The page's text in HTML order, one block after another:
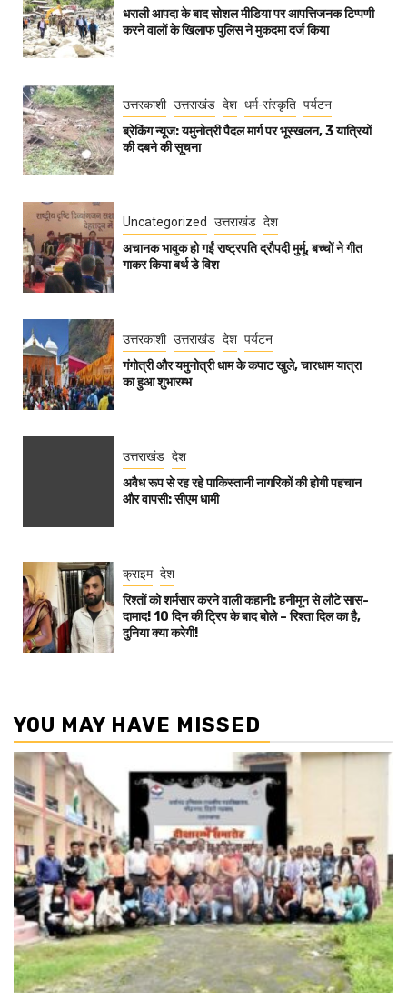
धराली आपदा के बाद सोशल मीडिया पर आपत्तिजनक टिप्पणी
करने वालों के खिलाफ पुलिस ने मुकदमा दर्ज किया
उत्तरकाशी उत्तराखंड देश धर्म-संस्कृति पर्यटन
ब्रेकिंग न्यूज: यमुनोत्री पैदल मार्ग पर भूस्खलन, 3 यात्रियों
की दबने की सूचना
Uncategorized उत्तराखंड देश
अचानक भावुक हो गईं राष्ट्रपति द्रौपदी मुर्मू, बच्चों ने गीत
गाकर किया बर्थ डे विश
उत्तरकाशी उत्तराखंड देश पर्यटन
गंगोत्री और यमुनोत्री धाम के कपाट खुले, चारधाम यात्रा
का हुआ शुभारम्भ
उत्तराखंड देश
अवैध रूप से रह रहे पाकिस्तानी नागरिकों की होगी पहचान
और वापसी: सीएम धामी
क्राइम देश
रिश्तों को शर्मसार करने वाली कहानी: हनीमून से लौटे सास-
दामाद! 10 दिन की ट्रिप के बाद बोले – रिश्ता दिल का है,
दुनिया क्या करेगी!
YOU MAY HAVE MISSED